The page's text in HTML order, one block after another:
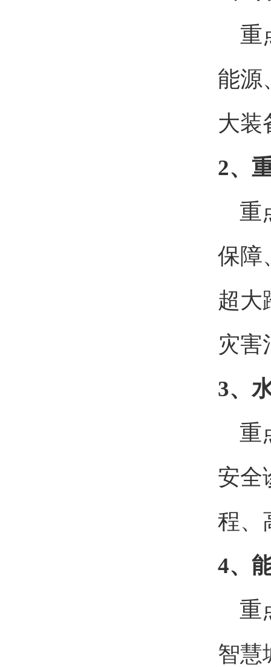
重
能源
大装
2、
重
保障
超大
灾害
3、
重
安全
程、
4、
重
智慧